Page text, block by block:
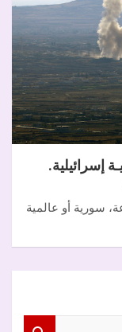
إسرائيلية.
سورية أو عالمية